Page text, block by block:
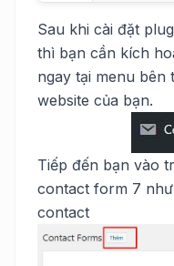
Sau khi cài đặt
thì bạn cần kích
ngay tại menu bên
website của bạn.
Tiếp đến bạn vào
contact form 7
contact